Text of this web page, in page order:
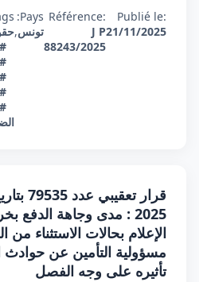
Publié le:
21/11/2025
Référence:
J P
88243/2025
Pays:
تونس,
2025 : مدى وجاهة الدفع
الإعلام بحالات الاستثناء
مسؤولية التأمين عن حوادث
تأثيره على وجه الفصل